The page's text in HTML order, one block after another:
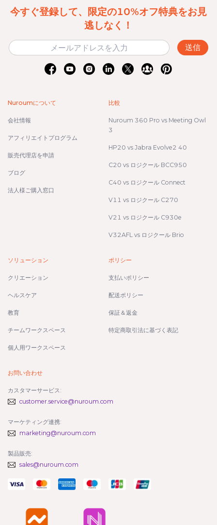
今すぐ登録して、限定の10%オフ特典をお見
逃しなく！
送信
Nuroumについて
会社情報
アフィリエイトプログラム
販売代理店を申請
ブログ
法人様ご購入窓口
比較
Nuroum 360 Pro vs Meeting Owl
3
HP20 vs Jabra Evolve2 40
C20 vs ロジクール BCC950
C40 vs ロジクール Connect
V11 vs ロジクール C270
V21 vs ロジクール C930e
V32AFL vs ロジクール Brio
ソリューション
クリエーション
ヘルスケア
教育
チームワークスペース
個人用ワークスペース
ポリシー
支払いポリシー
配送ポリシー
保証＆返金
特定商取引法に基づく表記
お問い合わせ
カスタマーサービス:
customer.service@nuroum.com
マーケティング連携:
marketing@nuroum.com
製品販売:
sales@nuroum.com